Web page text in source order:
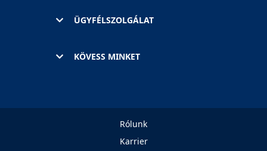
ÜGYFÉLSZOLGÁLAT
KÖVESS MINKET
Rólunk
Karrier